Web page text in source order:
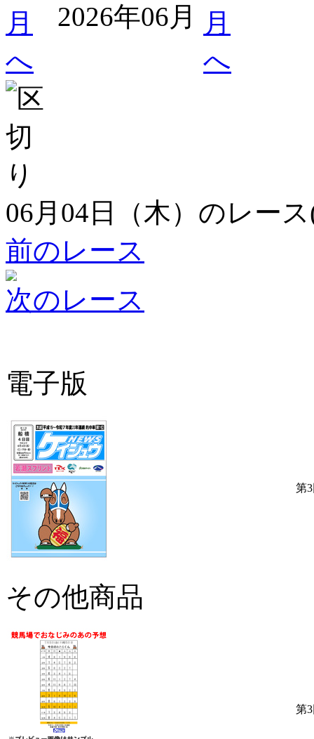
2026年06月
06月04日（木）のレー
前のレース
次のレース
電子版
第
その他商品
第